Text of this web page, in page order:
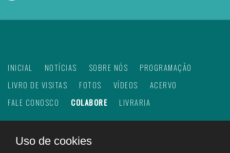
INICIAL NOTÍCIAS SOBRE NÓS
PROGRAMAÇÃO
LIVRO DE VISITAS
FOTOS VÍDEOS
ACERVO
FALE CONOSCO
COLABORE LIVRARIA
2026Web Rádio Fraternidade. Todos os direitos
Uso de cookies